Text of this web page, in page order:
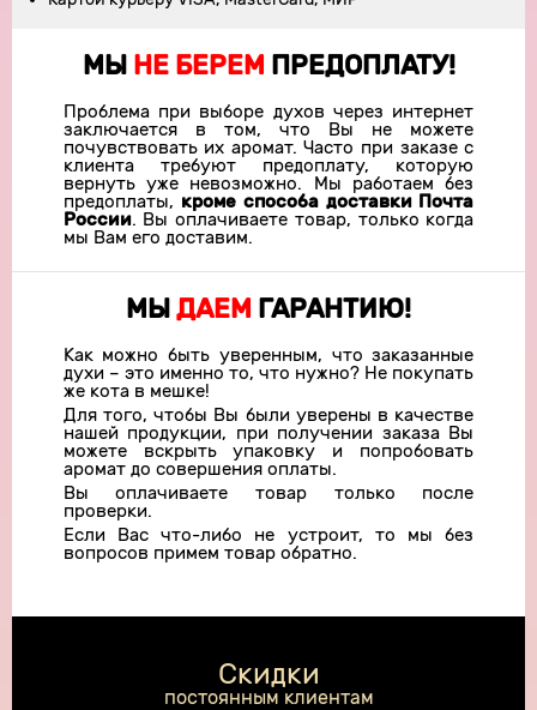
МЫ НЕ БЕРЕМ ПРЕДОПЛАТУ!
Проблема при выборе духов через интернет
заключается в том, что Вы не можете
почувствовать их аромат. Часто при заказе с
клиента требуют предоплату, которую
вернуть уже невозможно. Мы работаем без
предоплаты, кроме способа доставки Почта
России. Вы оплачиваете товар, только когда
мы Вам его доставим.
МЫДАЕМ ГАРАНТИЮ!
Как можно быть уверенным, что заказанные
духи – это именно то, что нужно? Не покупать
же кота в мешке!
Для того, чтобы Вы были уверены в качестве
нашей продукции, при получении заказа Вы
можете вскрыть упаковку и попробовать
аромат до совершения оплаты.
Вы оплачиваете товар только после
проверки.
Если Вас что-либо не устроит, то мы без
вопросов примем товар обратно.
Скидки
постоянным клиентам